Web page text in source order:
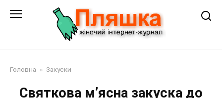
Головна » Закуски
Святкова м’ясна закуска до